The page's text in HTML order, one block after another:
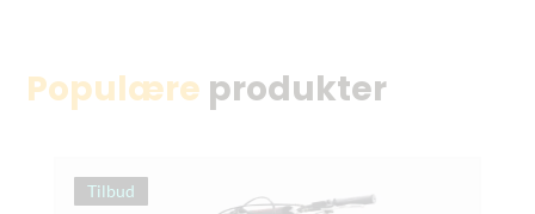
Populære produkter
Tilbud